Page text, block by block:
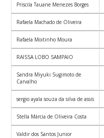
Priscila Tauane Menezes Borges
Rafaela Machado de Oliveira
Rafaela Moitinho Moura
RAISSA LOBO SAMPAIO
Sandra Miyuki Sugimoto de
Carvalho
sergio ayala souza da silva de assis
Stella Márcia de Oliveira Costa
Valdir dos Santos Junior